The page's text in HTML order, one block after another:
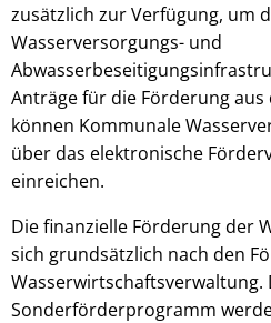
zusätzlich zur Verfügung, um
Wasserversorgungs- und
Anträge für die Förderung
können Kommunale
über das elektronische
einreichen.
Die finanzielle Förderung der
sich grundsätzlich nach den
Wasserwirtschaftsverwaltung.
Sonderförderprogramm